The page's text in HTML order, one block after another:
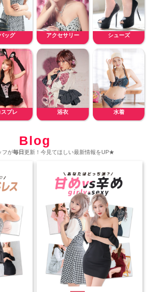
ッグ アクセサリー シューズ
スプレ 浴衣 水着
Blog
フが毎日更新！今見てほしい最新情報をUP★